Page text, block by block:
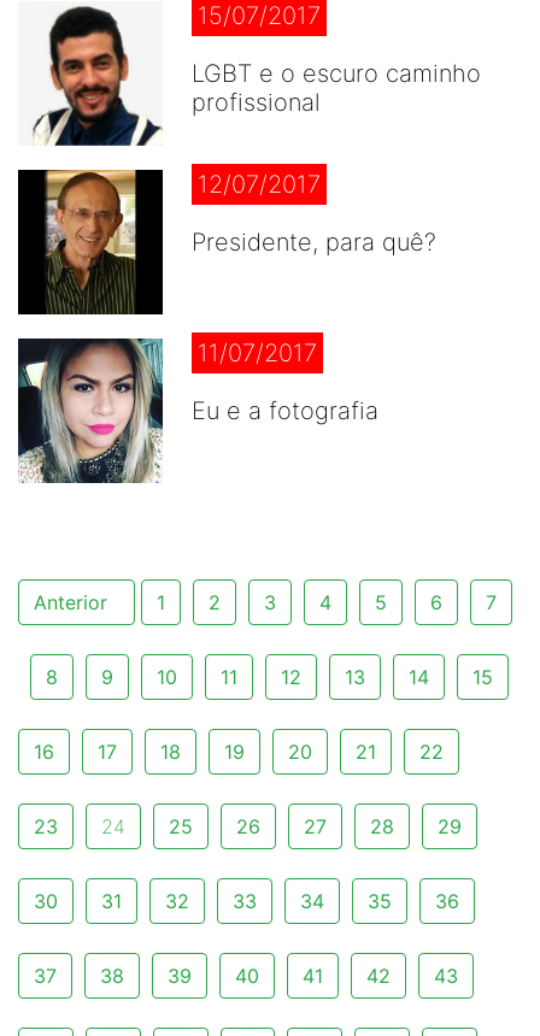
15/07/2017
LGBT e o escuro caminho
profissional
12/07/2017
Presidente, para quê?
11/07/2017
Eu e a fotografia
Anterior 1 2 3 4 5 6 7
8 9 10 11 12 13 14 15
16 17 18 19 20 21 22
23 24 25 26 27 28 29
30 31 32 33 34 35 36
37 38 39 40 41 42 43